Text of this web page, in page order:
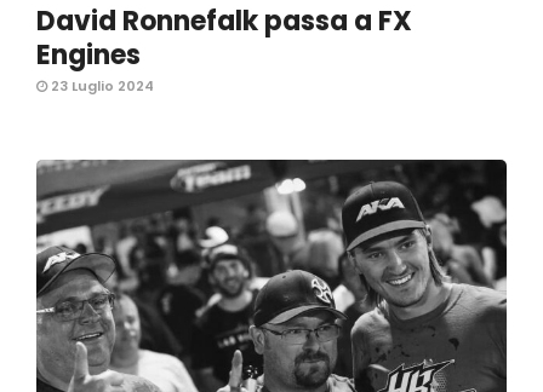
David Ronnefalk passa a FX
Engines
23 Luglio 2024